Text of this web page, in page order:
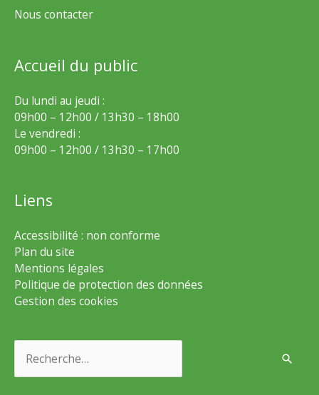
Nous contacter
Accueil du public
Du lundi au jeudi :
09h00 – 12h00 / 13h30 – 18h00
Le vendredi :
09h00 – 12h00 / 13h30 – 17h00
Liens
Accessibilité : non conforme
Plan du site
Mentions légales
Politique de protection des données
Gestion des cookies